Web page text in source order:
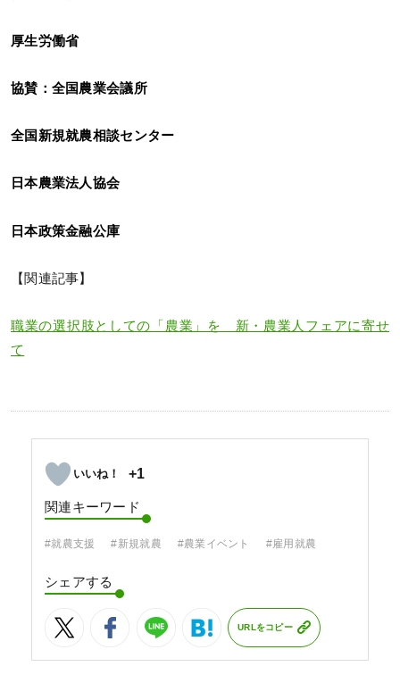
厚生労働省
協賛：全国農業会議所
全国新規就農相談センター
日本農業法人協会
日本政策金融公庫
【関連記事】
職業の選択肢としての「農業」を 新・農業人フェアに寄せ
て
+1
関連キーワード
#就農支援 #新規就農 #農業イベント #雇用就農
シェアする
URLをコピー